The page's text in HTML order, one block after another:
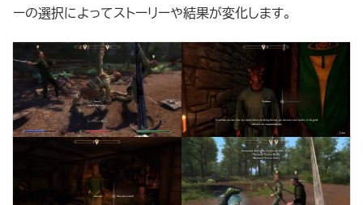
ーの選択によってストーリーや結果が変化します。